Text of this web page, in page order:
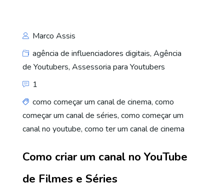
Marco Assis
agência de influenciadores digitais, Agência
de Youtubers, Assessoria para Youtubers
1
como começar um canal de cinema, como
começar um canal de séries, como começar um
canal no youtube, como ter um canal de cinema
Como criar um canal no YouTube
de Filmes e Séries